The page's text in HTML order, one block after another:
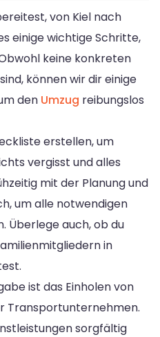
von Kiel nach
einige wichtige Schritte,
keine konkreten
können wir dir einige
den Umzug reibungslos
erstellen, um
vergisst und alles
mit der Planung und
um alle notwendigen
Überlege auch, ob du
in
ist das Einholen von
Transportunternehmen.
sorgfältig